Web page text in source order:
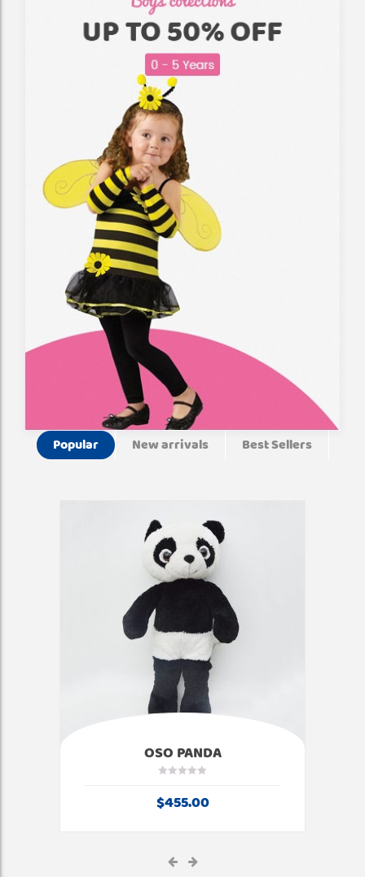
Popular New arrivals Best Sellers
OSO PANDA
$455.00